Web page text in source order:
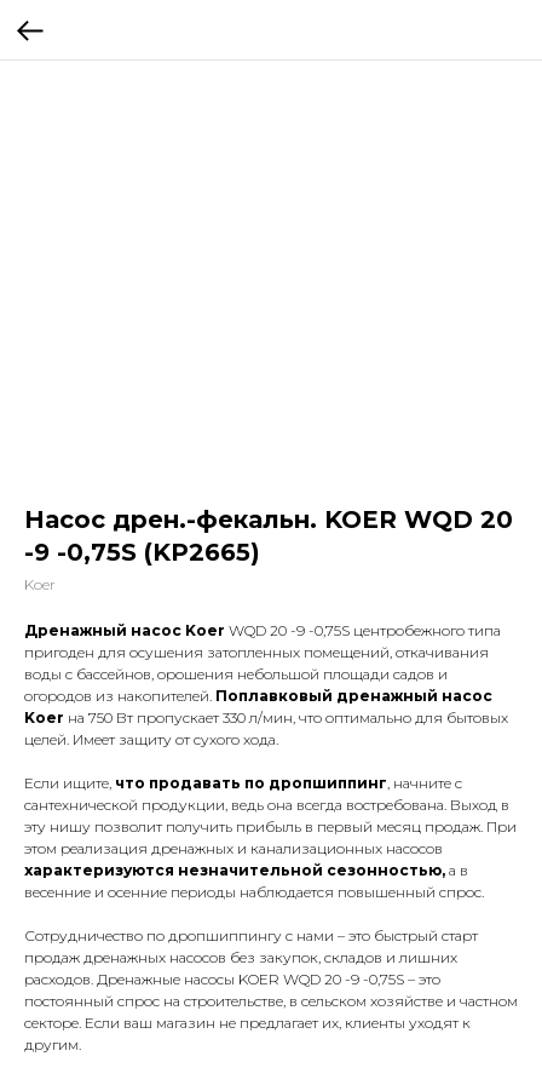
Насос дрен.-фекальн. KOER WQD 20
-9 -0,75S (KP2665)
Koer
Дренажный насос Koer WQD 20 -9 -0,75S центробежного типа
пригоден для осушения затопленных помещений, откачивания
воды с бассейнов, орошения небольшой площади садов и
огородов из накопителей. Поплавковый дренажный насос
Koer на 750 Вт пропускает 330 л/мин, что оптимально для бытовых
целей. Имеет защиту от сухого хода.
Если ищите, что продавать по дропшиппинг, начните с
сантехнической продукции, ведь она всегда востребована. Выход в
эту нишу позволит получить прибыль в первый месяц продаж. При
этом реализация дренажных и канализационных насосов
характеризуются незначительной сезонностью, а в
весенние и осенние периоды наблюдается повышенный спрос.
Сотрудничество по дропшиппингу с нами – это быстрый старт
продаж дренажных насосов без закупок, складов и лишних
расходов. Дренажные насосы KOER WQD 20 -9 -0,75S – это
постоянный спрос на строительстве, в сельском хозяйстве и частном
секторе. Если ваш магазин не предлагает их, клиенты уходят к
другим.